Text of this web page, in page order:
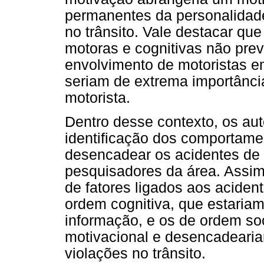
permanentes da
no trânsito. Vale destacar
motoras e cognitivas não
envolvimento de motoristas
seriam de extrema
motorista.
Dentro desse contexto, os
identificação dos
desencadear os acidentes
pesquisadores da área.
de fatores ligados aos
ordem cognitiva, que
informação, e os de ordem
motivacional e
violações no trânsito.